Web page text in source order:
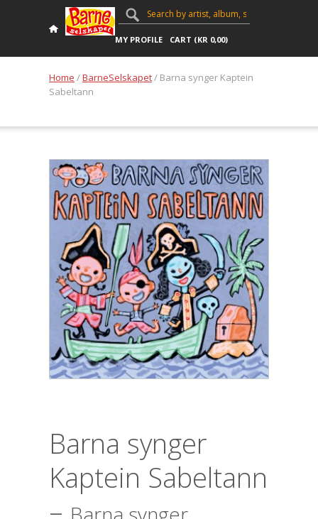
MY PROFILE CART (KR 0,00)
Home /BarneSelskapet/ Barna synger Kaptein
Sabeltann
Barna synger
Kaptein Sabeltann
–